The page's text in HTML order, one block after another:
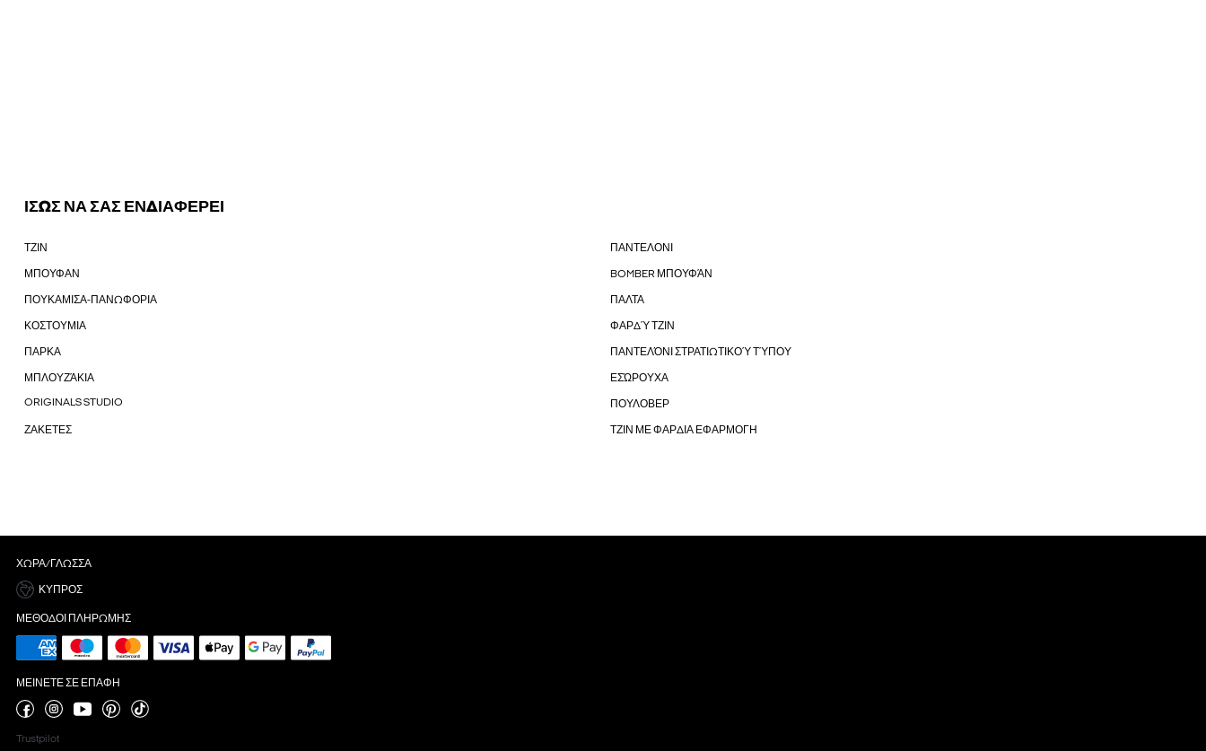
ΙΣΩΣ ΝΑ ΣΑΣ ΕΝΔΙΑΦΕΡΕΙ
ΤΖΙΝ ΠΑΝΤΕΛΟΝΙ
ΜΠΟΥΦΑΝ BOMBER ΜΠΟΥΦΆΝ
ΠΟΥΚΑΜΙΣΑ-ΠΑΝΩΦΟΡΙΑ ΠΑΛΤΑ
ΚΟΣΤΟΥΜΙΑ ΦΑΡΔΎ ΤΖΙΝ
ΠΑΡΚΑ ΠΑΝΤΕΛΌΝΙ ΣΤΡΑΤΙΩΤΙΚΟΎ ΤΎΠΟΥ
ΜΠΛΟΥΖΆΚΙΑ ΕΣΏΡΟΥΧΑ
ORIGINALS STUDIO ΠΟΥΛΟΒΕΡ
ΖΑΚΕΤΕΣ ΤΖΙΝ ΜΕ ΦΑΡΔΙΑ ΕΦΑΡΜΟΓΗ
ΧΏΡΑ/ΓΛΏΣΣΑ
ΚΎΠΡΟΣ
ΜΈΘΟΔΟΙ ΠΛΗΡΩΜΉΣ
ΜΕΊΝΕΤΕ ΣΕ ΕΠΑΦΉ
Trustpilot